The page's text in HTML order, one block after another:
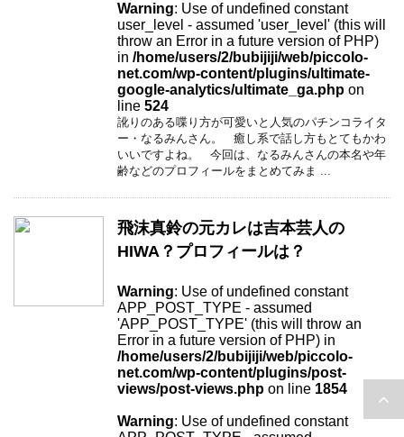
Warning: Use of undefined constant
user_level - assumed 'user_level' (this will
throw an Error in a future version of PHP)
in /home/users/2/bubijiji/web/piccolo-
net.com/wp-content/plugins/ultimate-
google-analytics/ultimate_ga.php on
line 524
訛りのある喋り方が可愛いと人気のパチンコライタ
ー・なるみんさん。 癒し系で話し方もとてもかわ
いいですよね。 今回は、なるみんさんの本名や年
齢などのプロフィールをまとめてみま ...
飛沫真鈴の元カレは吉本芸人の
HIWA？プロフィールは？
Warning: Use of undefined constant
APP_POST_TYPE - assumed
'APP_POST_TYPE' (this will throw an
Error in a future version of PHP) in
/home/users/2/bubijiji/web/piccolo-
net.com/wp-content/plugins/post-
views/post-views.php on line 1854
Warning: Use of undefined constant